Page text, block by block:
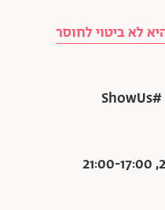
לא ביטוי לחוסר
#ShowUs